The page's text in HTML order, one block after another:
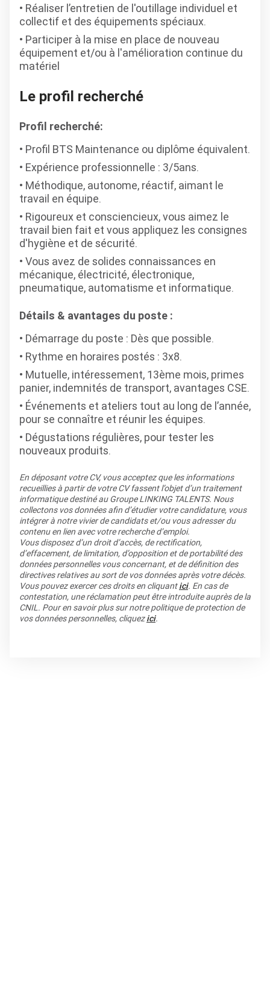
Réaliser l’entretien de l'outillage individuel et
collectif et des équipements spéciaux.
Participer à la mise en place de nouveau
équipement et/ou à l'amélioration continue du
matériel
Le profil recherché
Profil recherché:
Profil BTS Maintenance ou diplôme équivalent.
Expérience professionnelle : 3/5ans.
Méthodique, autonome, réactif, aimant le
travail en équipe.
Rigoureux et consciencieux, vous aimez le
travail bien fait et vous appliquez les consignes
d'hygiène et de sécurité.
Vous avez de solides connaissances en
mécanique, électricité, électronique,
pneumatique, automatisme et informatique.
Détails & avantages du poste :
Démarrage du poste : Dès que possible.
Rythme en horaires postés : 3x8.
Mutuelle, intéressement, 13ème mois, primes
panier, indemnités de transport, avantages CSE.
Événements et ateliers tout au long de l’année,
pour se connaître et réunir les équipes.
Dégustations régulières, pour tester les
nouveaux produits.
En déposant votre CV, vous acceptez que les informations
recueillies à partir de votre CV fassent l’objet d’un traitement
informatique destiné au Groupe LINKING TALENTS. Nous
collectons vos données afin d’étudier votre candidature, vous
intégrer à notre vivier de candidats et/ou vous adresser du
contenu en lien avec votre recherche d’emploi.
Vous disposez d’un droit d’accès, de rectification,
d’effacement, de limitation, d’opposition et de portabilité des
données personnelles vous concernant, et de définition des
directives relatives au sort de vos données après votre décès.
Vous pouvez exercer ces droits en cliquantici. En cas de
contestation, une réclamation peut être introduite auprès de la
CNIL. Pour en savoir plus sur notre politique de protection de
vos données personnelles, cliquezici.